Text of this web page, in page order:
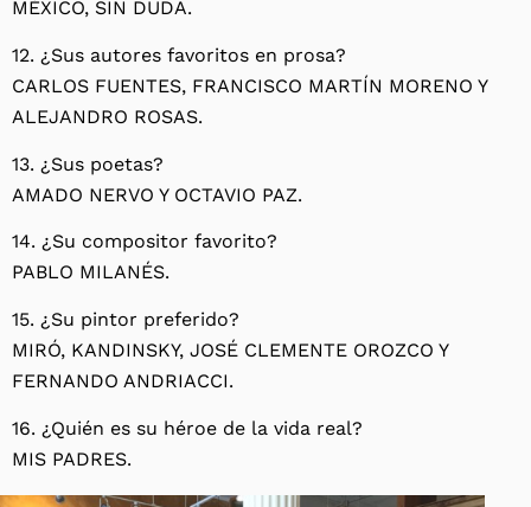
MÉXICO, SIN DUDA.
12. ¿Sus autores favoritos en prosa?
CARLOS FUENTES, FRANCISCO MARTÍN MORENO Y
ALEJANDRO ROSAS.
13. ¿Sus poetas?
AMADO NERVO Y OCTAVIO PAZ.
14. ¿Su compositor favorito?
PABLO MILANÉS.
15. ¿Su pintor preferido?
MIRÓ, KANDINSKY, JOSÉ CLEMENTE OROZCO Y
FERNANDO ANDRIACCI.
16. ¿Quién es su héroe de la vida real?
MIS PADRES.